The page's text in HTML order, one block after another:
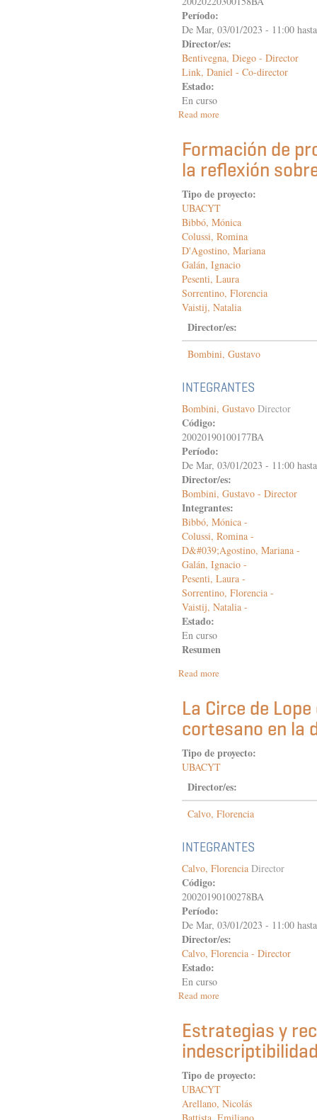
Período:
De Mar, 03/01/2023 - 11:00
Director/es:
Bentivegna, Diego - Director
Link, Daniel - Co-director
Estado:
En curso
Read more
Pueblo
(vida,
comunidad,
nación)
en
la
literatura
del
Siglo
XX
Formación de
la reflexión
Tipo de proyecto:
UBACYT
Bibbó, Mónica
Colussi, Romina
D'Agostino, Mariana
Galán, Ignacio
Pesenti, Laura
Sorrentino, Florencia
Vaistij, Natalia
Director/es:
Bombini, Gustavo
INTEGRANTES
Bombini, Gustavo Director
Código:
20020190100177BA
Período:
De Mar, 03/01/2023 - 11:00
Director/es:
Bombini, Gustavo - Director
Integrantes:
Bibbó, Mónica -
Colussi, Romina -
D&#039;Agostino, Mariana -
Galán, Ignacio -
Pesenti, Laura -
Sorrentino, Florencia -
Vaistij, Natalia -
Estado:
En curso
Resumen
Read more
profesores
en
Letras
y
escritura:
textos
para
la
la
práctica
La Circe de
cortesano en la
Tipo de proyecto:
UBACYT
Director/es:
Calvo, Florencia
INTEGRANTES
Calvo, Florencia Director
Código:
20020190100278BA
Período:
De Mar, 03/01/2023 - 11:00
Director/es:
Calvo, Florencia - Director
Estado:
En curso
Read more
de
Lope
de
Vega.
La
construcción
de
Estrategias y
Tipo de proyecto:
UBACYT
Arellano, Nicolás